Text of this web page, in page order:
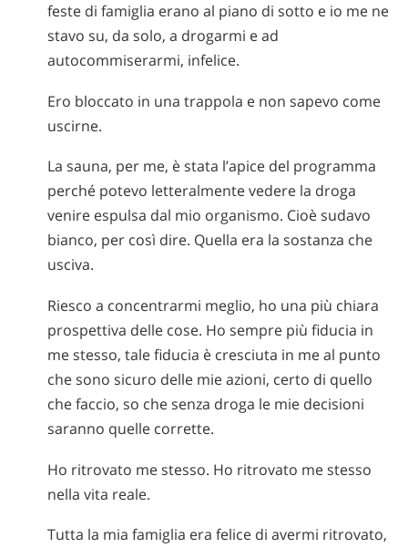
feste di famiglia erano al piano di sotto e io me ne
stavo su, da solo, a drogarmi e ad
autocommiserarmi, infelice.
Ero bloccato in una trappola e non sapevo come
uscirne.
La sauna, per me, è stata l’apice del programma
perché potevo letteralmente vedere la droga
venire espulsa dal mio organismo. Cioè sudavo
bianco, per così dire. Quella era la sostanza che
usciva.
Riesco a concentrarmi meglio, ho una più chiara
prospettiva delle cose. Ho sempre più fiducia in
me stesso, tale fiducia è cresciuta in me al punto
che sono sicuro delle mie azioni, certo di quello
che faccio, so che senza droga le mie decisioni
saranno quelle corrette.
Ho ritrovato me stesso. Ho ritrovato me stesso
nella vita reale.
Tutta la mia famiglia era felice di avermi ritrovato,